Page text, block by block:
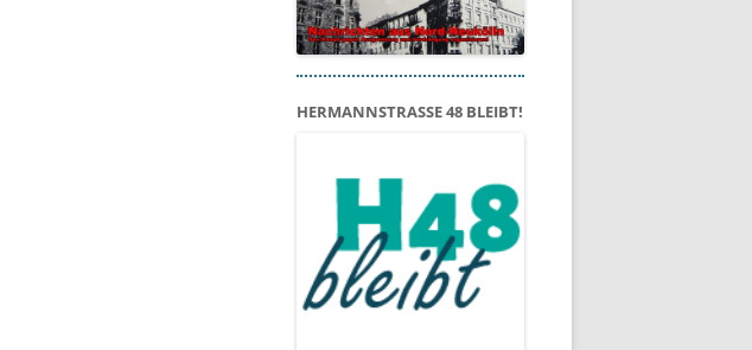
HERMANNSTRASSE 48 BLEIBT!